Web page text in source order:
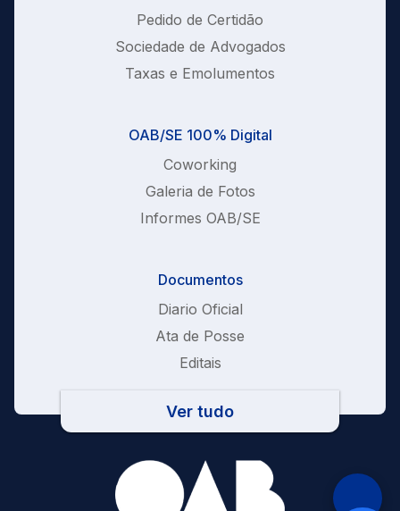
Pedido de Certidão
Sociedade de Advogados
Taxas e Emolumentos
OAB/SE 100% Digital
Coworking
Galeria de Fotos
Informes OAB/SE
Documentos
Diario Oficial
Ata de Posse
Editais
Ver tudo